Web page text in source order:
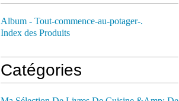
Album - Tout-commence-au-potager-.
Index des Produits
Catégories